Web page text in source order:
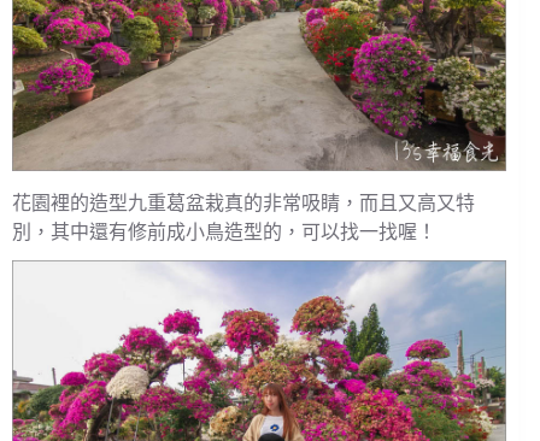
花園裡的造型九重葛盆栽真的非常吸睛，而且又高又特
別，其中還有修前成小鳥造型的，可以找一找喔！